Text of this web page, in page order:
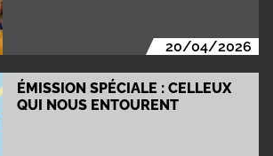
20/04/2026
ÉMISSION SPÉCIALE : CELLEUX
QUI NOUS ENTOURENT